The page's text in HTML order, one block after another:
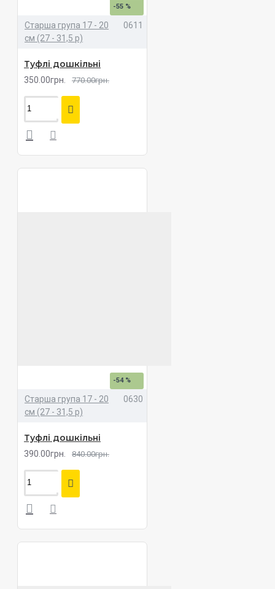
-55 %
Старша група 17 - 20
см (27 - 31,5 р)
0611
Туфлі дошкільні
350.00грн. 770.00грн.
-54 %
Старша група 17 - 20
см (27 - 31,5 р)
0630
Туфлі дошкільні
390.00грн. 840.00грн.